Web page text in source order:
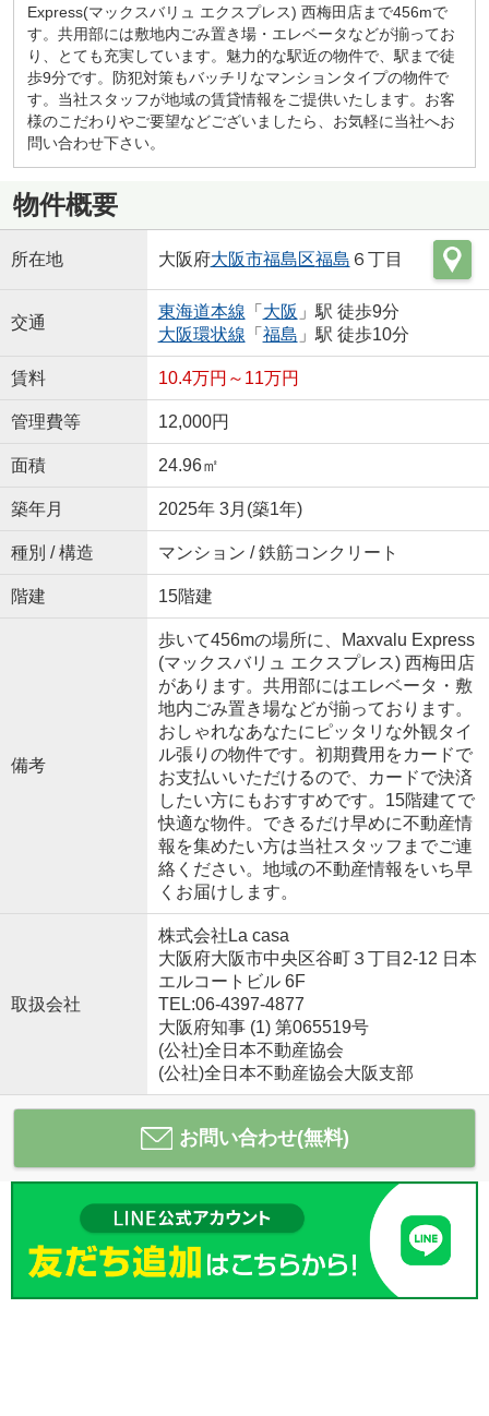
Express(マックスバリュ エクスプレス) 西梅田店まで456mで
す。共用部には敷地内ごみ置き場・エレベータなどが揃ってお
り、とても充実しています。魅力的な駅近の物件で、駅まで徒
歩9分です。防犯対策もバッチリなマンションタイプの物件で
す。当社スタッフが地域の賃貸情報をご提供いたします。お客
様のこだわりやご要望などございましたら、お気軽に当社へお
問い合わせ下さい。
物件概要
所在地 大阪府大阪市福島区福島 ６丁目
交通
東海道本線 「 大阪 」駅 徒歩9分
大阪環状線 「 福島 」駅 徒歩10分
賃料 10.4万円～11万円
管理費等 12,000円
面積 24.96㎡
築年月 2025年 3月(築1年)
種別 / 構造 マンション / 鉄筋コンクリート
階建 15階建
備考
歩いて456mの場所に、Maxvalu Express
(マックスバリュ エクスプレス) 西梅田店
があります。共用部にはエレベータ・敷
地内ごみ置き場などが揃っております。
おしゃれなあなたにピッタリな外観タイ
ル張りの物件です。初期費用をカードで
お支払いいただけるので、カードで決済
したい方にもおすすめです。15階建てで
快適な物件。できるだけ早めに不動産情
報を集めたい方は当社スタッフまでご連
絡ください。地域の不動産情報をいち早
くお届けします。
取扱会社
株式会社La casa
大阪府大阪市中央区谷町３丁目2-12 日本
エルコートビル 6F
TEL:06-4397-4877
大阪府知事 (1) 第065519号
(公社)全日本不動産協会
(公社)全日本不動産協会大阪支部
お問い合わせ(無料)